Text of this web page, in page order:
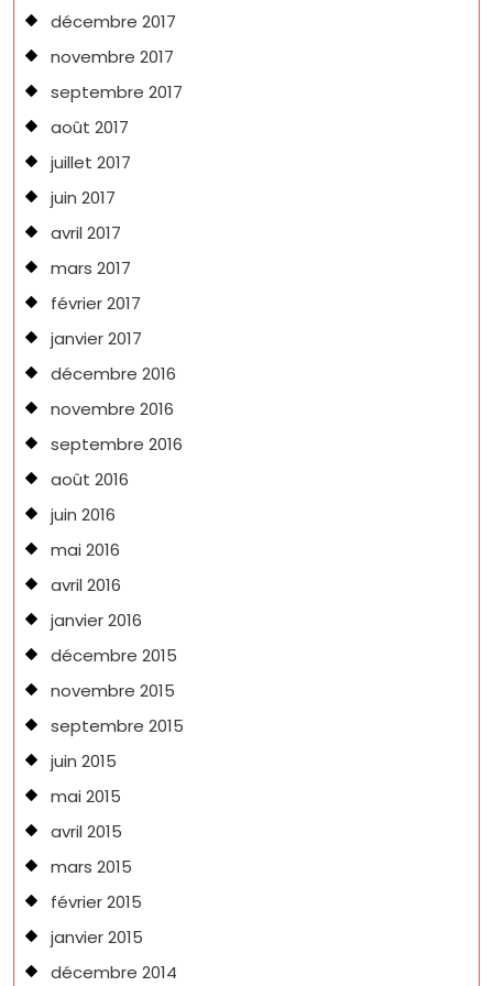
décembre 2017
novembre 2017
septembre 2017
août 2017
juillet 2017
juin 2017
avril 2017
mars 2017
février 2017
janvier 2017
décembre 2016
novembre 2016
septembre 2016
août 2016
juin 2016
mai 2016
avril 2016
janvier 2016
décembre 2015
novembre 2015
septembre 2015
juin 2015
mai 2015
avril 2015
mars 2015
février 2015
janvier 2015
décembre 2014